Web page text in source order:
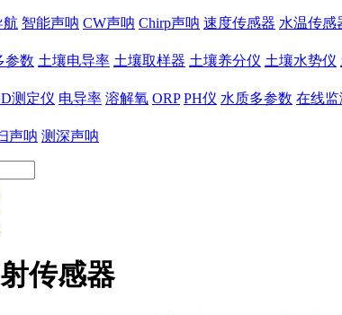
航 智能声呐 CW声呐 Chirp声呐 速度传感器 水温传感
参数 土壤电导率 土壤取样器 土壤养分仪 土壤水势仪
测定仪 电导率 溶解氧 ORP PH仪 水质多参数 在线监
声呐 测深声呐
传感器